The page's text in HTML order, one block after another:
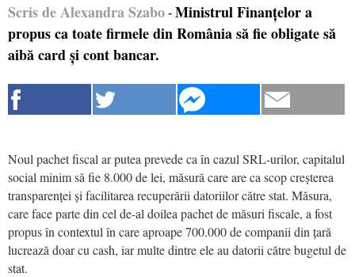
Scris de Alexandra Szabo - Ministrul Finanțelor a
propus ca toate firmele din România să fie obligate să
aibă card și cont bancar.
Noul pachet fiscal ar putea prevede ca în cazul SRL-urilor, capitalul
social minim să fie 8.000 de lei, măsură care are ca scop creșterea
transparenței și facilitarea recuperării datoriilor către stat. Măsura,
care face parte din cel de-al doilea pachet de măsuri fiscale, a fost
propus în contextul în care aproape 700.000 de companii din țară
lucrează doar cu cash, iar multe dintre ele au datorii către bugetul de
stat.